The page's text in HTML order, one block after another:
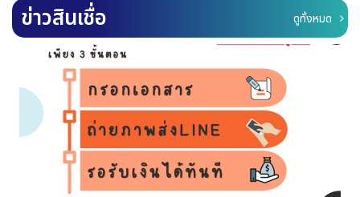
ข่าวสินเชื่อ ดูทั้งหมด